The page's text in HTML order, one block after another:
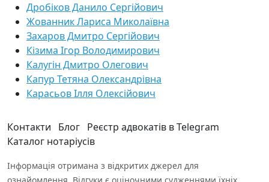
Дробіков Данило Сергійович
Жованник Лариса Миколаївна
Захаров Дмитро Сергійович
Кізима Ігор Володимирович
Калугін Дмитро Олегович
Капур Тетяна Олександрівна
Карасьов Ілля Олексійович
Контакти Блог Реєстр адвокатів в Telegram
Каталог нотаріусів
Інформація отримана з відкритих джерел для